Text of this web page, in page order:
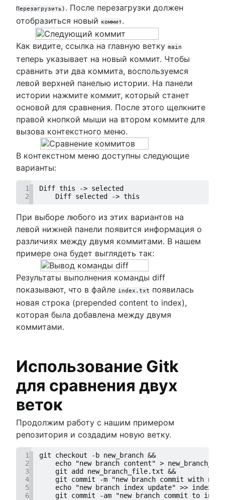
Перезагрузить) . После перезагрузки должен
отобразиться новый коммит.
Как видите, ссылка на главную ветку main
теперь указывает на новый коммит. Чтобы
сравнить эти два коммита, воспользуемся
левой верхней панелью истории. На панели
истории нажмите коммит, который станет
основой для сравнения. После этого щелкните
правой кнопкой мыши на втором коммите для
вызова контекстного меню.
В контекстном меню доступны следующие
варианты:
1
Diff this -> selected
2
    Diff selected -> this
При выборе любого из этих вариантов на
левой нижней панели появится информация о
различиях между двумя коммитами. В нашем
примере она будет выглядеть так:
Результаты выполнения команды diff
показывают, что в файле index.txt появилась
новая строка (prepended content to index),
которая была добавлена между двумя
коммитами.
Использование Gitk
для сравнения двух
веток
Продолжим работу с нашим примером
репозитория и создадим новую ветку.
1
git checkout -b new_branch &&
2
echo "new branch content" >
3
    git add new_branch_file.txt &&
4
git commit -m "new branch commit with new
5
echo "new branch index update" >>
6
git commit -am "new branch commit to